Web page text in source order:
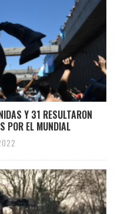
Y 31 RESULTARON
POR EL MUNDIAL